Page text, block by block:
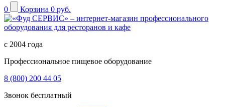
0 Корзина 0 руб.
с 2004 года
Профессиональное пищевое оборудование
8 (800) 200 44 05
Звонок бесплатный